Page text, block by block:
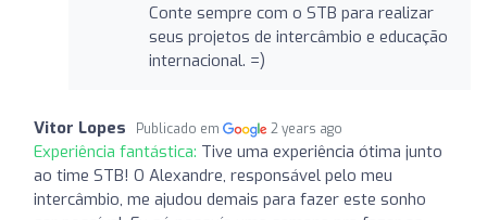
Conte sempre com o STB para realizar
seus projetos de intercâmbio e educação
internacional. =)
Vitor Lopes Publicado em 2 years ago
Experiência fantástica: Tive uma experiência ótima junto
ao time STB! O Alexandre, responsável pelo meu
intercâmbio, me ajudou demais para fazer este sonho